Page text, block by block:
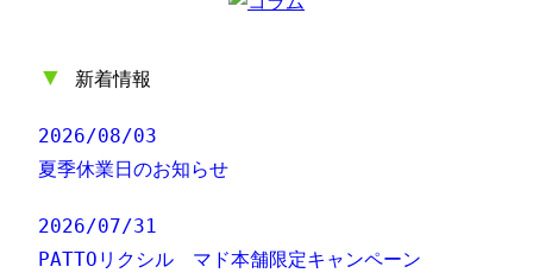
▼ 新着情報
2026/08/03
夏季休業日のお知らせ
2026/07/31
PATTOリクシル マド本舗限定キャンペーン